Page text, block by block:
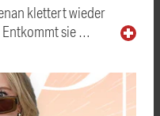
klettert wieder
Entkommt sie …